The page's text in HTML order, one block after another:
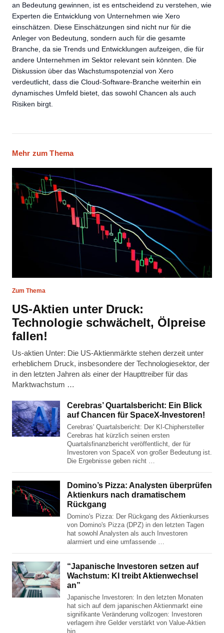
an Bedeutung gewinnen, ist es entscheidend zu verstehen, wie
Experten die Entwicklung von Unternehmen wie Xero
einschätzen. Diese Einschätzungen sind nicht nur für die
Anleger von Bedeutung, sondern auch für die gesamte
Branche, da sie Trends und Entwicklungen aufzeigen, die für
andere Unternehmen im Sektor relevant sein könnten. Die
Diskussion über das Wachstumspotenzial von Xero
verdeutlicht, dass die Cloud-Software-Branche weiterhin ein
dynamisches Umfeld bietet, das sowohl Chancen als auch
Risiken birgt.
Mehr zum Thema
Zum Thema
US-Aktien unter Druck:
Technologie schwächelt, Ölpreise
fallen!
Us-aktien Unter: Die US-Aktienmärkte stehen derzeit unter
erheblichem Druck, insbesondere der Technologiesektor, der
in den letzten Jahren als einer der Haupttreiber für das
Marktwachstum …
Cerebras’ Quartalsbericht: Ein Blick
auf Chancen für SpaceX-Investoren!
Cerebras' Quartalsbericht: Der KI-Chiphersteller
Cerebras hat kürzlich seinen ersten
Quartalsfinanzbericht veröffentlicht, der für
Investoren von SpaceX von großer Bedeutung ist.
Die Ergebnisse geben nicht …
Domino’s Pizza: Analysten überprüfen
Aktienkurs nach dramatischem
Rückgang
Domino's Pizza: Der Rückgang des Aktienkurses
von Domino's Pizza (DPZ) in den letzten Tagen
hat sowohl Analysten als auch Investoren
alarmiert und eine umfassende …
“Japanische Investoren setzen auf
Wachstum: KI treibt Aktienwechsel
an”
Japanische Investoren: In den letzten Monaten
hat sich auf dem japanischen Aktienmarkt eine
signifikante Veränderung vollzogen: Investoren
verlagern ihre Gelder verstärkt von Value-Aktien
hin …